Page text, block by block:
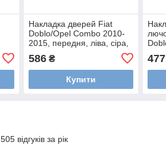
Накладка дверей Fiat
Doblo/Opel Combo 2010-
2015, передня, ліва, сіра,
586₴
Купити
477
відгуків за рік